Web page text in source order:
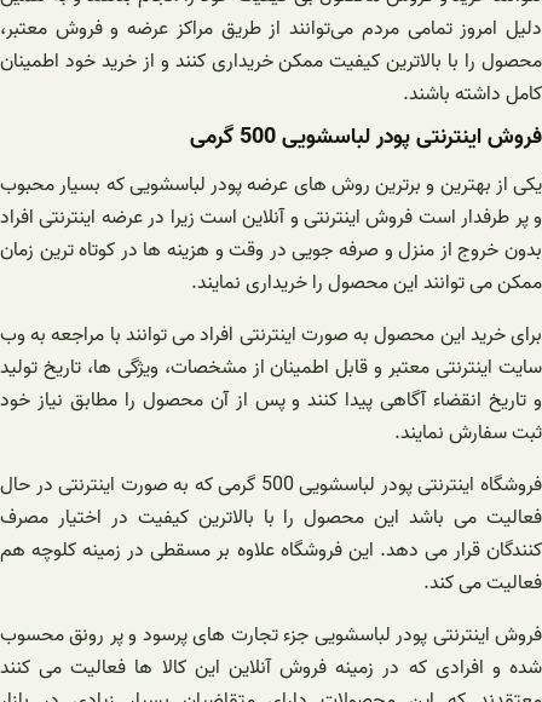
دلیل امروز تمامی مردم می‌توانند از طریق مراکز عرضه و فروش معتبر،
محصول را با بالاترین کیفیت ممکن خریداری کنند و از خرید خود اطمینان
کامل داشته باشند.
فروش اینترنتی پودر لباسشویی 500 گرمی
یکی از بهترین و برترین روش های عرضه پودر لباسشویی که بسیار محبوب
و پر طرفدار است فروش اینترنتی و آنلاین است زیرا در عرضه اینترنتی افراد
بدون خروج از منزل و صرفه جویی در وقت و هزینه ها در کوتاه ترین زمان
ممکن می توانند این محصول را خریداری نمایند.
برای خرید این محصول به صورت اینترنتی افراد می توانند با مراجعه به وب
سایت اینترنتی معتبر و قابل اطمینان از مشخصات، ویژگی ها، تاریخ تولید
و تاریخ انقضاء آگاهی پیدا کنند و پس از آن محصول را مطابق نیاز خود
ثبت سفارش نمایند.
فروشگاه اینترنتی پودر لباسشویی 500 گرمی که به صورت اینترنتی در حال
فعالیت می باشد این محصول را با بالاترین کیفیت در اختیار مصرف
کنندگان قرار می دهد. این فروشگاه علاوه بر مسقطی در زمینه کلوچه هم
فعالیت می کند.
فروش اینترنتی پودر لباسشویی جزء تجارت های پرسود و پر رونق محسوب
شده و افرادی که در زمینه فروش آنلاين این کالا ها فعالیت می‌ کنند